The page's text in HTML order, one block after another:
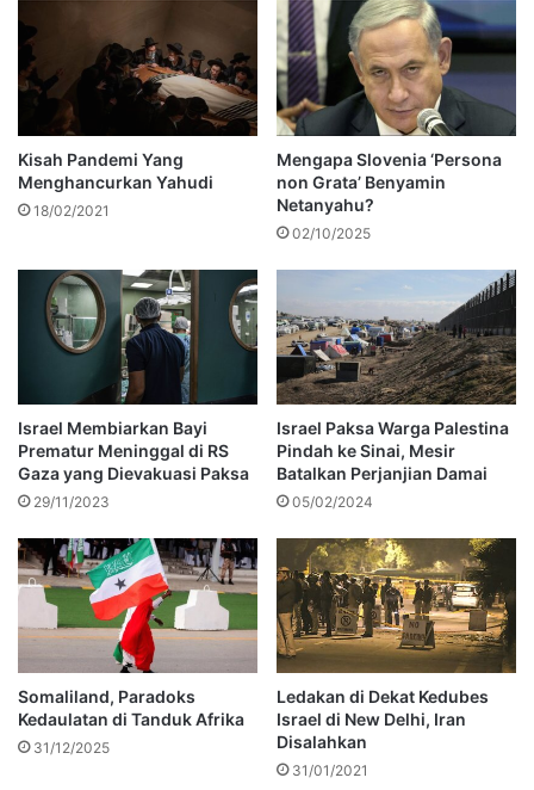
Kisah Pandemi Yang
Menghancurkan Yahudi
18/02/2021
Mengapa Slovenia ‘Persona
non Grata’ Benyamin
Netanyahu?
02/10/2025
Israel Membiarkan Bayi
Prematur Meninggal di RS
Gaza yang Dievakuasi Paksa
29/11/2023
Israel Paksa Warga Palestina
Pindah ke Sinai, Mesir
Batalkan Perjanjian Damai
05/02/2024
Somaliland, Paradoks
Kedaulatan di Tanduk Afrika
31/12/2025
Ledakan di Dekat Kedubes
Israel di New Delhi, Iran
Disalahkan
31/01/2021